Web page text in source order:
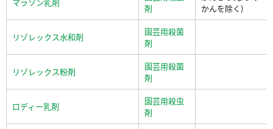
剤
かんを除く)
リゾレックス水和剤
園芸用殺菌
剤
リゾレックス粉剤
園芸用殺菌
剤
ロディー乳剤
園芸用殺虫
剤